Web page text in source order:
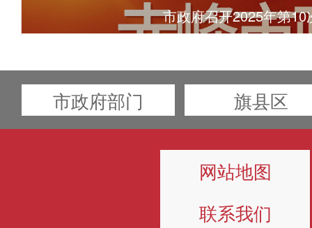
市政府召开2025年第10
市政府部门 旗县区
网站地图
联系我们